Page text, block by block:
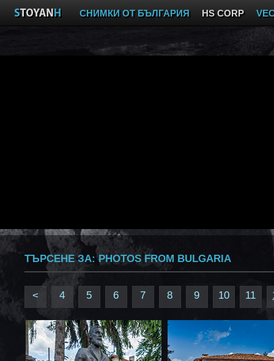
СНИМКИ ОТ БЪЛГАРИЯ HS CORP
ТЪРСЕНЕ ЗА:PHOTOS FROM BULGARIA
< 4 5 6 7 8 9 10 11